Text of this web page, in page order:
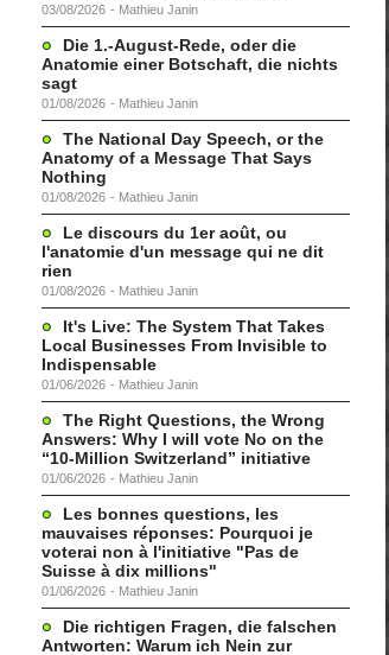
03/08/2026 - Mathieu Janin
Die 1.-August-Rede, oder die
Anatomie einer Botschaft, die nichts
sagt
01/08/2026 - Mathieu Janin
The National Day Speech, or the
Anatomy of a Message That Says
Nothing
01/08/2026 - Mathieu Janin
Le discours du 1er août, ou
l'anatomie d'un message qui ne dit
rien
01/08/2026 - Mathieu Janin
It's Live: The System That Takes
Local Businesses From Invisible to
Indispensable
01/06/2026 - Mathieu Janin
The Right Questions, the Wrong
Answers: Why I will vote No on the
“10-Million Switzerland” initiative
01/06/2026 - Mathieu Janin
Les bonnes questions, les
mauvaises réponses: Pourquoi je
voterai non à l'initiative "Pas de
Suisse à dix millions"
01/06/2026 - Mathieu Janin
Die richtigen Fragen, die falschen
Antworten: Warum ich Nein zur